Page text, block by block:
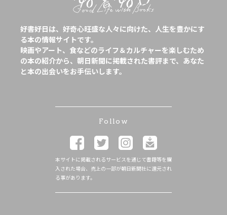
好書好日は、好奇心旺盛な人々に向けた、人生を豊かにす
る本の情報サイトです。
映画やアート、食などのライフ＆カルチャーを楽しむため
の本の紹介から、朝日新聞に掲載された書評まで、あなた
と本の出会いをお手伝いします。
Follow
本サイトに掲載されるサービスを通じて書籍等を購
入された場合、売上の一部が朝日新聞社に還元され
る事があります。